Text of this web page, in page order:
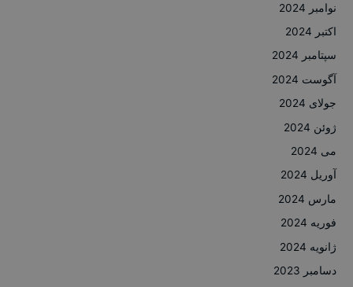
نوامبر 2024
اکتبر 2024
سپتامبر 2024
آگوست 2024
جولای 2024
ژوئن 2024
می 2024
آوریل 2024
مارس 2024
فوریه 2024
ژانویه 2024
دسامبر 2023